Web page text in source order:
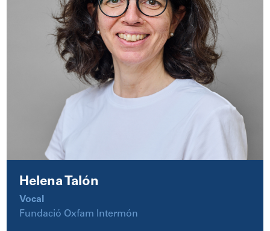
Helena Talón
Vocal
Fundació Oxfam Intermón